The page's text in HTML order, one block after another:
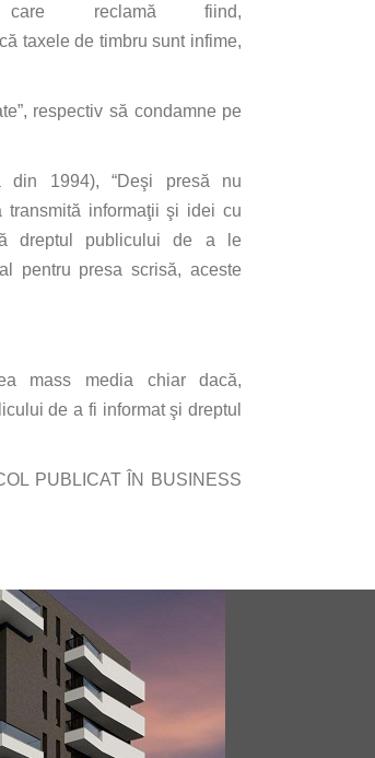
care reclamă fiind,
că taxele de timbrusuntinfime,
respectivsă condamne pe
din 1994), “Deşi presă nu
transmită informaţii şi idei cu
dreptul publicului de a le
pentru presa scrisă, aceste
mass media chiardacă,
de a fi informat şi dreptul
PUBLICAT ÎN
BUSINESS